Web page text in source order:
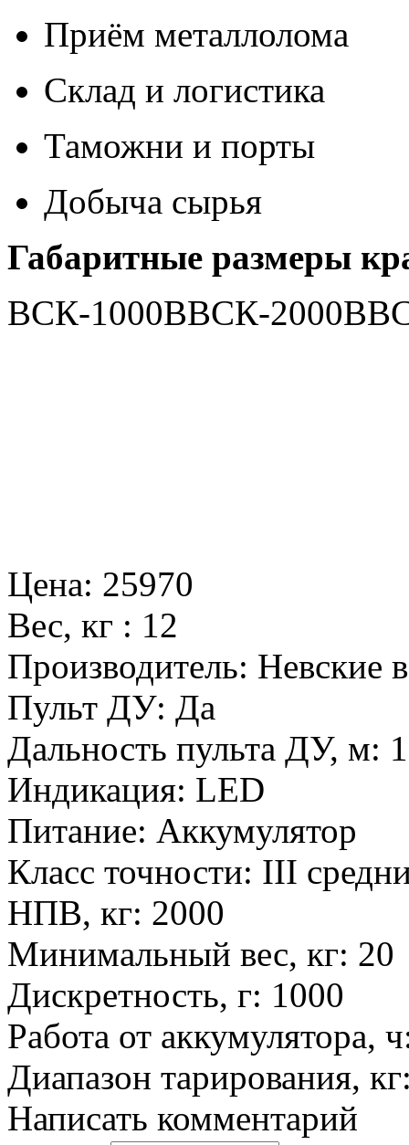
Приём металлолома
Склад и логистика
Таможни и порты
Добыча сырья
Габаритные размеры
ВСК-1000ВВСК-
Цена: 25970
Вес, кг : 12
Производитель: Невские
Пульт ДУ: Да
Дальность пульта ДУ, м:
Индикация: LED
Питание: Аккумулятор
Класс точности: III
НПВ, кг: 2000
Минимальный вес, кг: 20
Дискретность, г: 1000
Работа от аккумулятора, ч
Диапазон тарирования, кг
Написать комментарий